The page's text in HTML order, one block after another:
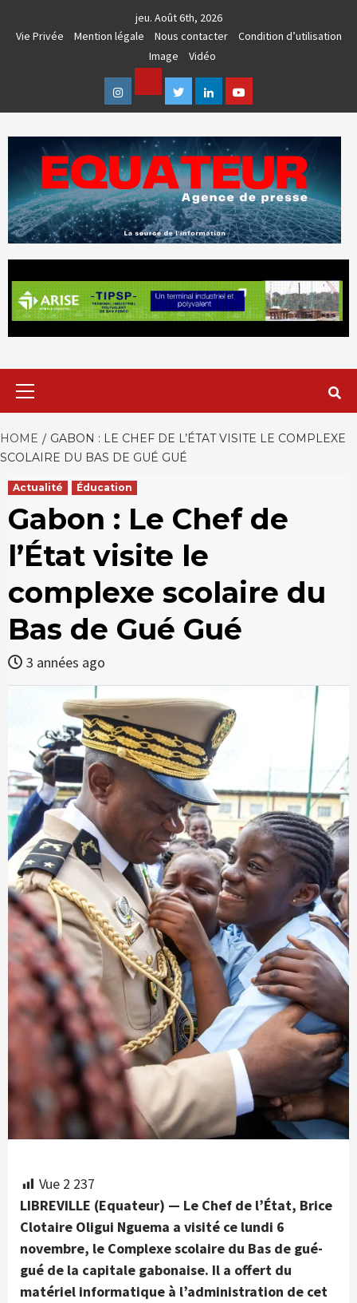
jeu. Août 6th, 2026
Vie Privée
Mention légale Nous contacter
Condition d’utilisation
Image
Vidéo
Instagram
Facebook
TwitterLinkedinYoutube
EQUATEUR
HOME
GABON : LE CHEF DE L’ÉTAT VISITE LE COMPLEXE
SCOLAIRE DU BAS DE GUÉ GUÉ
Actualité Éducation
Gabon : Le Chef de
l’État visite le
complexe scolaire du
Bas de Gué Gué
3 années ago
Vue 2 237
LIBREVILLE (Equateur) — Le Chef de l’État, Brice
Clotaire Oligui Nguema a visité ce lundi 6
novembre, le Complexe scolaire du Bas de gué-
gué de la capitale gabonaise. Il a offert du
matériel informatique à l’administration de cet